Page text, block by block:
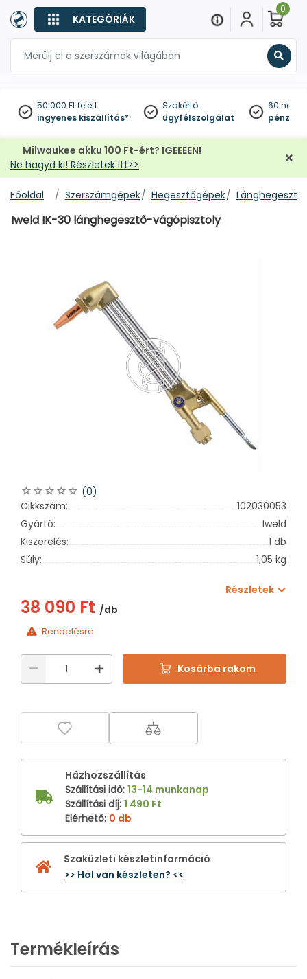
KATEGÓRIÁK
0
50 000 Ft felett
ingyenes kiszállítás*
Szakértő
ügyfélszolgálat
60
Milwaukee akku 100 Ft-ért? IGEEEEN!
Ne hagyd ki! Részletek itt>>
Főoldal Szerszámgépek Hegesztőgépek
Iweld IK-30 lánghegesztő-vágópisztoly
(0)
Cikkszám:
102030053
Gyártó:
Iweld
Kiszerelés:
1 db
Súly:
1,05 kg
Részletek
38 090 Ft /db
Rendelésre
Kosárba rakom
Házhozszállítás
Szállítási idő: 13-14 munkanap
Szállítási díj: 1 490 Ft
Elérhető: 0 db
Szaküzleti készletinformáció
>> Hol van készleten? <<
Termékleírás